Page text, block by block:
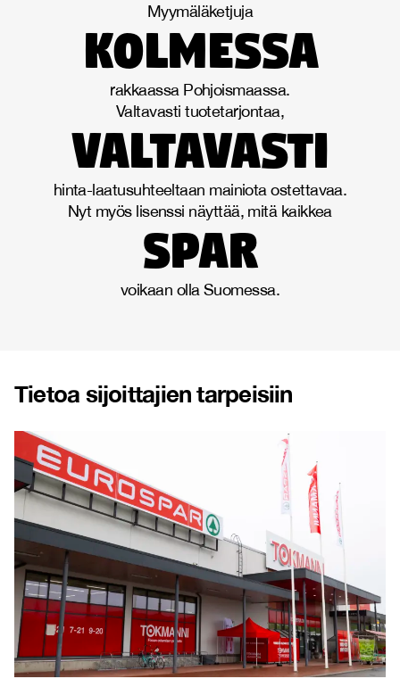
Myymäläketjuja
kolmessa
rakkaassa Pohjoismaassa.
Valtavasti tuotetarjontaa,
valtavasti
hinta-laatusuhteeltaan mainiota ostettavaa.
Nyt myös lisenssi näyttää, mitä kaikkea
spar
voikaan olla Suomessa.
Tietoa sijoittajien tarpeisiin